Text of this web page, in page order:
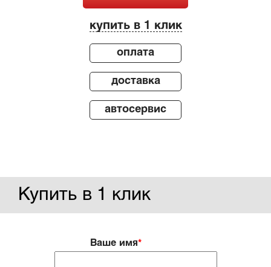
купить в 1 клик
оплата
доставка
автосервис
Купить в 1 клик
Ваше имя*